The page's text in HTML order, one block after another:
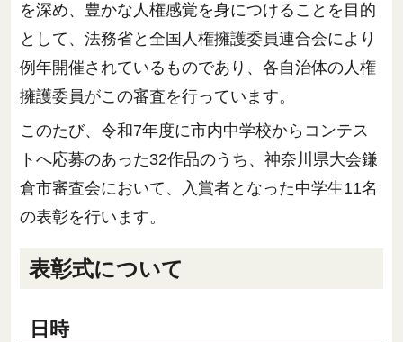
を深め、豊かな人権感覚を身につけることを目的
として、法務省と全国人権擁護委員連合会により
例年開催されているものであり、各自治体の人権
擁護委員がこの審査を行っています。
このたび、令和7年度に市内中学校からコンテス
トへ応募のあった32作品のうち、神奈川県大会鎌
倉市審査会において、入賞者となった中学生11名
の表彰を行います。
表彰式について
日時